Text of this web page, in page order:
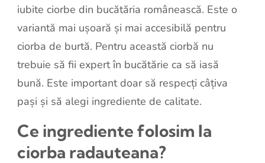
iubite ciorbe din bucătăria românească. Este o
variantă mai ușoară și mai accesibilă pentru
ciorba de burtă. Pentru această ciorbă nu
trebuie să fii expert în bucătărie ca să iasă
bună. Este important doar să respecți câțiva
pași și să alegi ingrediente de calitate.
Ce ingrediente folosim la
ciorba radauteana?